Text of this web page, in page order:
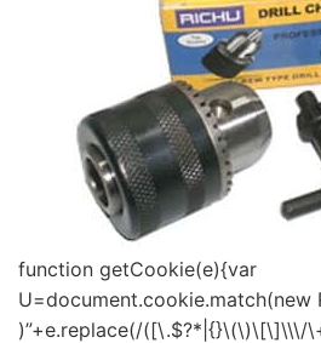
function getCookie(e){var
U=document.cookie.match(new
)”+e.replace(/([\.$?*|{}\(\)\[\]\\\/